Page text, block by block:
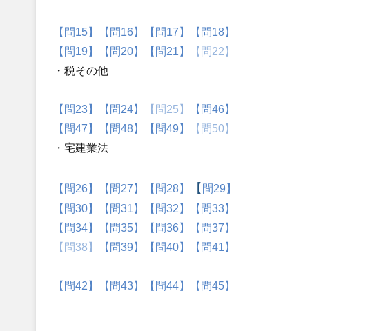
【問15】 【問16】 【問17】
【問18】
【問19】
【問20】 【問21】
【問22】
・税その他
【問23】 【問24】 【問25】
【問46】
【問47】
【問48】 【問49】
【問50】
・宅建業法
【 問26】 【問27】 【問28】 【 問29】
【問30】
【問31】 【問32】
【問33】
【問34】
【問35】 【問36】
【問37】
【問38】
【問39】 【問40】 【問41】
【問42】 【問43】 【問44】 【問45】